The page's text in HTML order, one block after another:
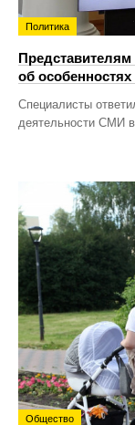
Политика
об
Специалисты
деятельности СМИ
Общество